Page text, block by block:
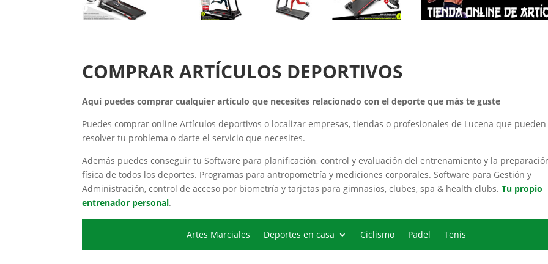
COMPRAR ARTÍCULOS DEPORTIVOS
Aquí puedes comprar cualquier artículo que necesites relacionado con el deporte que más te guste
Puedes comprar online Artículos deportivos o localizar empresas, tiendas o profesionales de Lucena que pueden
resolver tu problema o darte el servicio que necesites.
Además puedes conseguir tu Software para planificación, control y evaluación del entrenamiento y la
física de todos los deportes. Programas para antropometría y mediciones corporales. Software para Gestión y
Administración, control de acceso por biometría y tarjetas para gimnasios, clubes, spa & health clubs.Tu propio
entrenador personal.
Artes Marciales Deportes en casa Ciclismo Padel Tenis